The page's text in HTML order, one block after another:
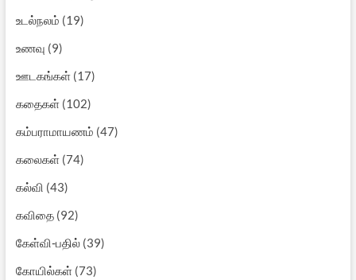
உடல்நலம் (19)
உணவு (9)
ஊடகங்கள்(17)
கதைகள்(102)
கம்பராமாயணம் (47)
கலைகள்(74)
கல்வி (43)
கவிதை(92)
கேள்வி-பதில்(39)
கோயில்கள்(73)